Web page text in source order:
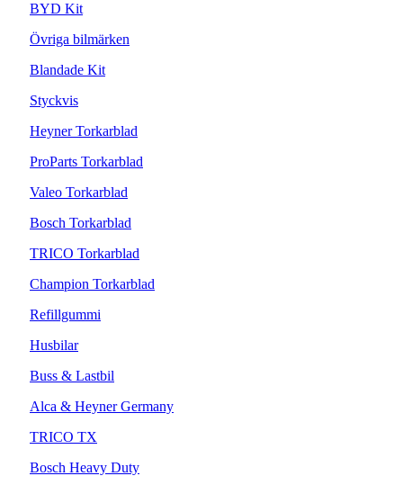
BYD Kit
Övriga bilmärken
Blandade Kit
Styckvis
Heyner Torkarblad
ProParts Torkarblad
Valeo Torkarblad
Bosch Torkarblad
TRICO Torkarblad
Champion Torkarblad
Refillgummi
Husbilar
Buss & Lastbil
Alca & Heyner Germany
TRICO TX
Bosch Heavy Duty